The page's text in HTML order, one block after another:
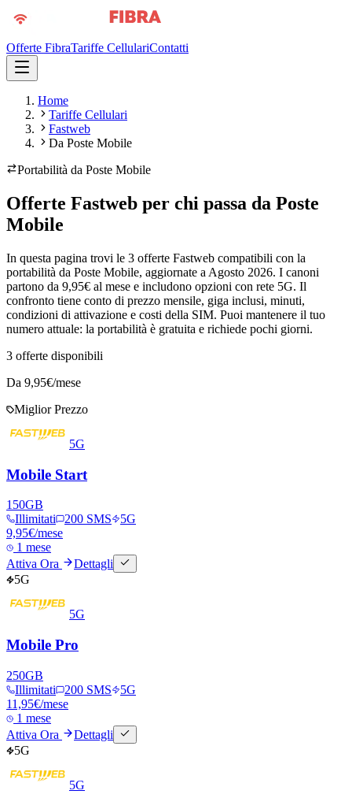
Offerte FibraTariffe CellulariContatti
Home
Tariffe Cellulari
Fastweb
Da Poste Mobile
Portabilità da Poste Mobile
Offerte Fastweb per chi passa da Poste
Mobile
In questa pagina trovi le 3 offerte Fastweb compatibili con la
portabilità da Poste Mobile, aggiornate a Agosto 2026. I canoni
partono da 9,95€ al mese e includono opzioni con rete 5G. Il
confronto tiene conto di prezzo mensile, giga inclusi, minuti,
condizioni di attivazione e costi della SIM. Puoi mantenere il tuo
numero attuale: la portabilità è gratuita e richiede pochi giorni.
3 offerte disponibili
Da 9,95€/mese
Miglior Prezzo
5G
Mobile Start
150GB
Illimitati
200 SMS
5G
9,95€/mese
1 mese
Attiva Ora
Dettagli
5G
5G
Mobile Pro
250GB
Illimitati
200 SMS
5G
11,95€/mese
1 mese
Attiva Ora
Dettagli
5G
5G